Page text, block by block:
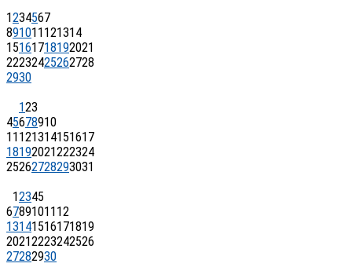
1234567
891011 121314
15161718192021
22232425262728
2930
123
45678910
11 121314151617
18192021222324
25262728293031
12345
67891011 12
13141516171819
20212223242526
27282930